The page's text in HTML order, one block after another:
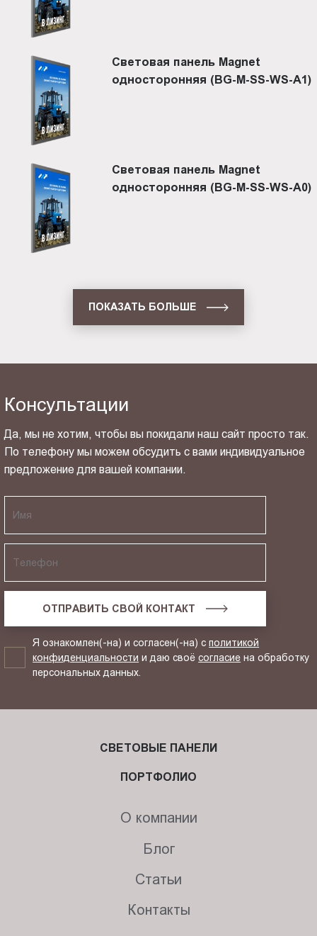
Световая панель Magnet
односторонняя (BG-M-SS-WS-A1)
Световая панель Magnet
односторонняя (BG-M-SS-WS-A0)
ПОКАЗАТЬ БОЛЬШЕ
Консультации
Да, мы не хотим, чтобы вы покидали наш сайт просто так.
По телефону мы можем обсудить с вами индивидуальное
предложение для вашей компании.
ОТПРАВИТЬ СВОЙ КОНТАКТ
Я ознакомлен(-на) и согласен(-на) сполитикой
конфиденциальности и даю своёсогласие на обработку
персональных данных.
СВЕТОВЫЕ ПАНЕЛИ
ПОРТФОЛИО
О компании
Блог
Статьи
Контакты